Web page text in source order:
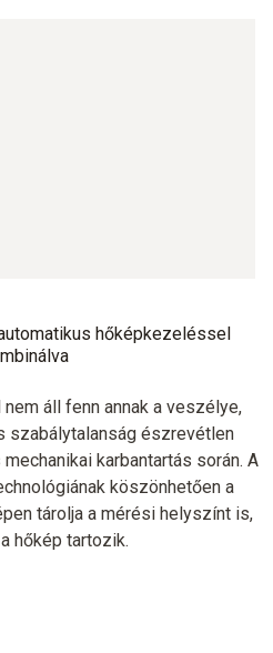
hőképkezeléssel
áll fenn annak a veszélye,
szabálytalanság észrevétlen
karbantartás során. A
köszönhetően a
tárolja a mérési helyszínt is,
hőkép tartozik.